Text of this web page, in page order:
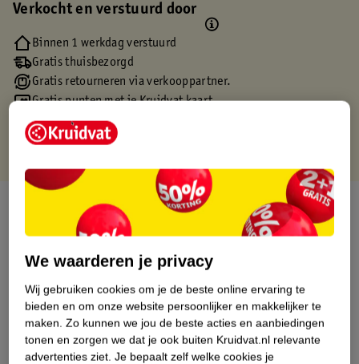
Verkocht en verstuurd door
Binnen 1 werkdag verstuurd
Gratis thuisbezorgd
Gratis retourneren via verkooppartner.
Gratis punten met je Kruidvat kaart
Over dit product
Nature Impact Score
Dit product heeft (nog) geen Nature
Impact Score.
Meer informatie
We waarderen je privacy
Wij gebruiken cookies om je de beste online ervaring te
bieden en om onze website persoonlijker en makkelijker te
maken. Zo kunnen we jou de beste acties en aanbiedingen
tonen en zorgen we dat je ook buiten Kruidvat.nl relevante
advertenties ziet. Je bepaalt zelf welke cookies je